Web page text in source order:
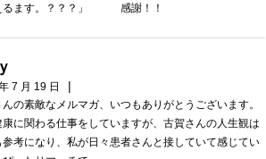
るます。？？？」 感謝！！
7 月 19 日 |
の素敵なメルマガ、いつもありがとうございます。
康に関わる仕事をしていますが、古賀さんの人生観は
参考になり、私が日々患者さんと接していて感じてい